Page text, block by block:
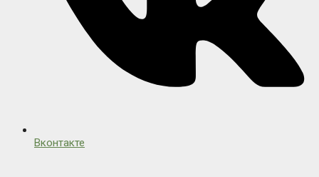
Вконтакте